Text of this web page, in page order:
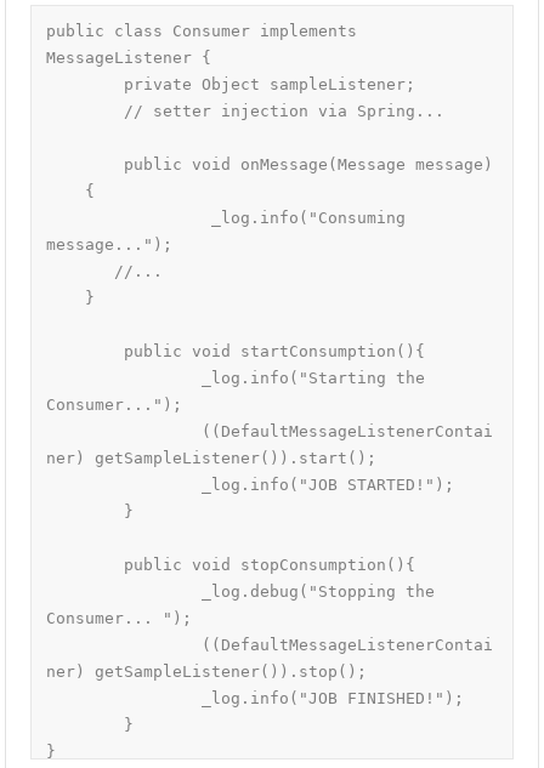
public class Consumer implements
MessageListener {
message...");
Consumer...");
ner) getSampleListener()).start();
Consumer... ");
ner) getSampleListener()).stop();